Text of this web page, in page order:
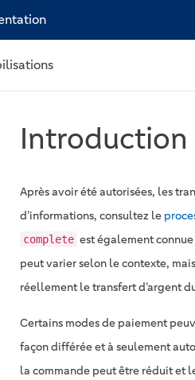
Introduction
Après avoir été autorisées, les
d’informations, consultez le
complete est également
peut varier selon le contexte,
réellement le transfert d’argent
Certains modes de paiement
façon différée et à seulement
la commande peut être réduit et